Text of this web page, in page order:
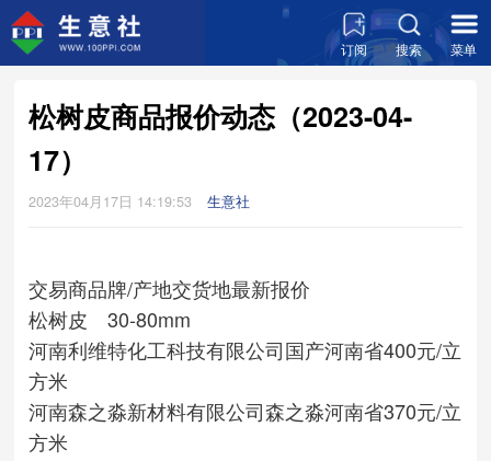
订阅 搜索 菜单
松树皮商品报价动态（2023-04-
17）
2023年04月17日 14:19:53 生意社
交易商品牌/产地交货地最新报价
松树皮 30-80mm
河南利维特化工科技有限公司国产河南省400元/立
方米
河南森之淼新材料有限公司森之淼河南省370元/立
方米